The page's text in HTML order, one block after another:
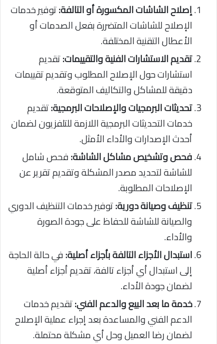
إصلاح الشاشات المكسورة أو التالفة:توفير خدمات
الإصلاح للشاشات المتضررة بفعل الصدمات أو
الأعطال التقنية المختلفة.
تقديم الاستشارات الفنية والتقييمات:تقديم
استشارات حول الإصلاح المطلوب وتقديم تقييمات
دقيقة للمشاكل والتكاليف المتوقعة.
تحديثات البرمجيات والإصلاحات البرمجية:تقديم
خدمات التحديثات البرمجية اللازمة للتلفزيون لضمان
أحدث الإصدارات والأداء الأمثل.
فحص وتشخيص مشاكل الشاشة:فحص شامل
للشاشة لتحديد مصدر المشكلة وتقديم تقرير عن
الإصلاحات المطلوبة.
تنظيف وصيانة دورية:توفير خدمات التنظيف الدوري
والصيانة للشاشة للحفاظ على جودة الصورة
والأداء.
استبدال الأجزاء التالفة بأجزاء أصلية:في حالة الحاجة
إلى استبدال أي أجزاء تالفة، تقديم أجزاء أصلية
لضمان جودة الأداء.
خدمة ما بعد البيع والدعم الفني:تقديم خدمات
الدعم الفني والمساعدة بعد إجراء عملية الإصلاح
لضمان رضا العميل وحل أي مشكلة محتملة.